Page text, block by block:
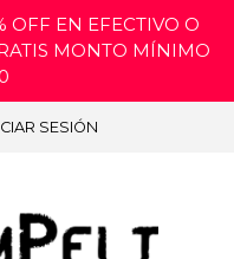
OFF EN EFECTIVO O
MONTO MÍNIMO
SESIÓN